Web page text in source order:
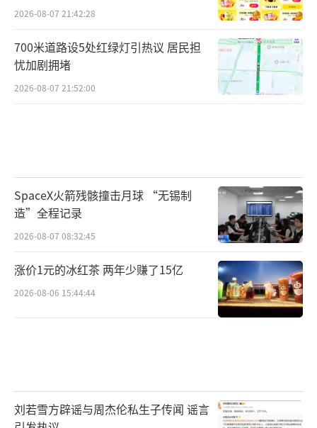
2026-08-07 21:42:28
700米道路设5处红绿灯引热议 居民担
忧加剧拥堵
2026-08-07 21:52:00
SpaceX火箭残骸撞击月球 “无锡制
造”全程记录
2026-08-07 08:32:45
涨价1元的冰红茶 两年少赚了15亿
2026-08-06 15:44:44
刘若雪方辟谣与周杰伦私生子传闻 谣言